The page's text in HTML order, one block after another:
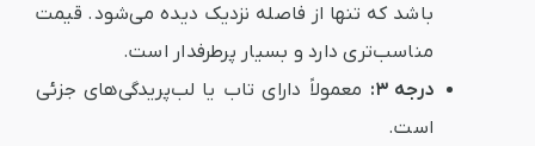
باشد که تنها از فاصله نزدیک دیده می‌شود. قیمت
مناسب‌تری دارد و بسیار پرطرفدار است.
درجه ۳:
معمولاً دارای تاب یا لب‌پریدگی‌های جزئی
است.